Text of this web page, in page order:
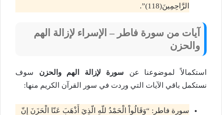
الرَّاحِمِينَ(118)”.
آيات من سورة فاطر – الإسراء لإزالة الهم
والحزن
استكمالاً لموضوعنا عن سورة لإزالة الهم والحزن سوف
نستكمل باقي الآيات التي وردت في سور القرآن الكريم منها:
سورة فاطر: “وَقَالُواْ الْحَمْدُ للّهِ الّذِيَ أَذْهَبَ عَنّا الْحَزَنَ إِنّ